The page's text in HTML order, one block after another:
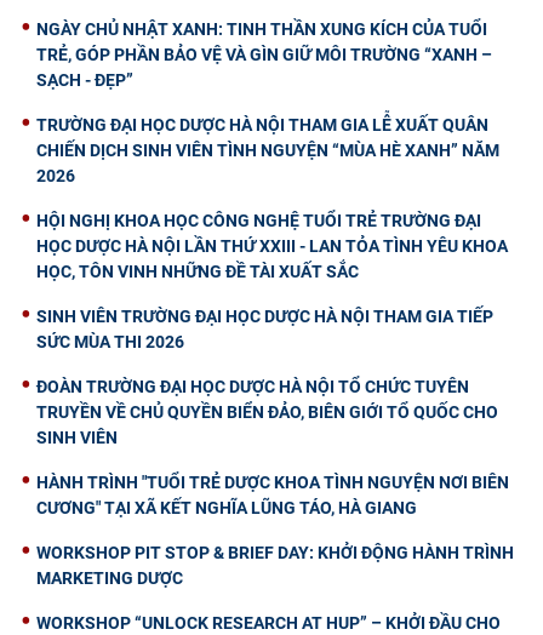
NGÀY CHỦ NHẬT XANH: TINH THẦN XUNG KÍCH CỦA TUỔI
TRẺ, GÓP PHẦN BẢO VỆ VÀ GÌN GIỮ MÔI TRƯỜNG “XANH –
SẠCH - ĐẸP”
TRƯỜNG ĐẠI HỌC DƯỢC HÀ NỘI THAM GIA LỄ XUẤT QUÂN
CHIẾN DỊCH SINH VIÊN TÌNH NGUYỆN “MÙA HÈ XANH” NĂM
2026
HỘI NGHỊ KHOA HỌC CÔNG NGHỆ TUỔI TRẺ TRƯỜNG ĐẠI
HỌC DƯỢC HÀ NỘI LẦN THỨ XXIII - LAN TỎA TÌNH YÊU KHOA
HỌC, TÔN VINH NHỮNG ĐỀ TÀI XUẤT SẮC
SINH VIÊN TRƯỜNG ĐẠI HỌC DƯỢC HÀ NỘI THAM GIA TIẾP
SỨC MÙA THI 2026
ĐOÀN TRƯỜNG ĐẠI HỌC DƯỢC HÀ NỘI TỔ CHỨC TUYÊN
TRUYỀN VỀ CHỦ QUYỀN BIỂN ĐẢO, BIÊN GIỚI TỔ QUỐC CHO
SINH VIÊN
HÀNH TRÌNH "TUỔI TRẺ DƯỢC KHOA TÌNH NGUYỆN NƠI BIÊN
CƯƠNG" TẠI XÃ KẾT NGHĨA LŨNG TÁO, HÀ GIANG
WORKSHOP PIT STOP & BRIEF DAY: KHỞI ĐỘNG HÀNH TRÌNH
MARKETING DƯỢC
WORKSHOP “UNLOCK RESEARCH AT HUP” – KHỞI ĐẦU CHO